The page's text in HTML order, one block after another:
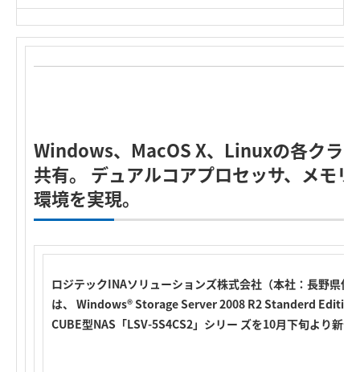
Windows、MacOS X、Linuxの各クラ
共有。 デュアルコアプロセッサ、メモ
環境を実現。
ロジテックINAソリューションズ株式会社（本社：長野県
は、 Windows®Storage Server 2008 R2 Standerd Edition
CUBE型NAS「LSV-5S4CS2」シリー ズを10月下旬より新発